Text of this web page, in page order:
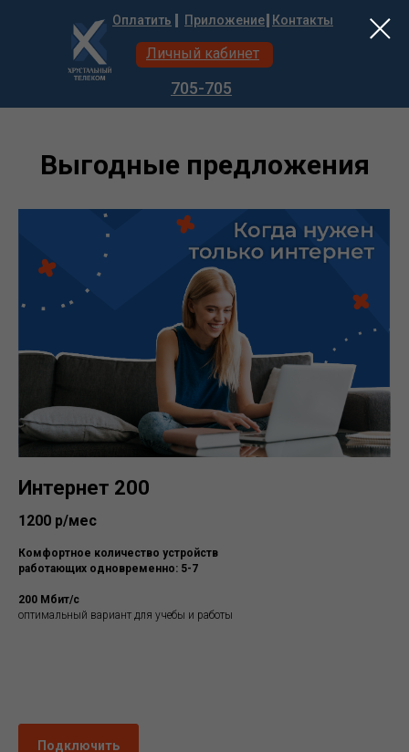
Приложение
Оплатить Контакты
Личный кабинет
705-705
Выгодные предложения
Интернет 200
1200 р/мес
Комфортное количество устройств
работающих одновременно: 5-7
200 Мбит/с
оптимальный вариант для учебы и работы
Подключить